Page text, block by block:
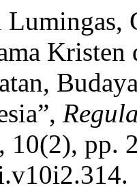
Lumingas,
, 10(2), pp.